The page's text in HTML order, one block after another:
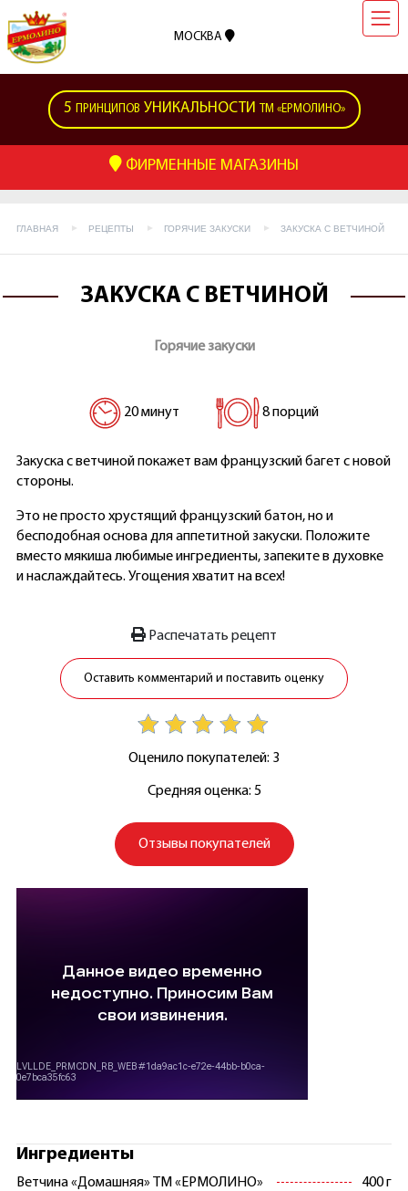
МОСКВА
5 ПРИНЦИПОВ УНИКАЛЬНОСТИ ТМ «ЕРМОЛИНО»
ФИРМЕННЫЕ МАГАЗИНЫ
ГЛАВНАЯ РЕЦЕПТЫ ГОРЯЧИЕ ЗАКУСКИ ЗАКУСКА С ВЕТЧИНОЙ
ЗАКУСКА С ВЕТЧИНОЙ
Горячие закуски
20 минут 8 порций
Закуска с ветчиной покажет вам французский багет с новой
стороны.
Это не просто хрустящий французский батон, но и
бесподобная основа для аппетитной закуски. Положите
вместо мякиша любимые ингредиенты, запеките в духовке
и наслаждайтесь. Угощения хватит на всех!
Распечатать рецепт
Оставить комментарий и поставить оценку
Оценило покупателей: 3
Средняя оценка: 5
Отзывы покупателей
Ингредиенты
Ветчина «Домашняя» ТМ «ЕРМОЛИНО» 400 г